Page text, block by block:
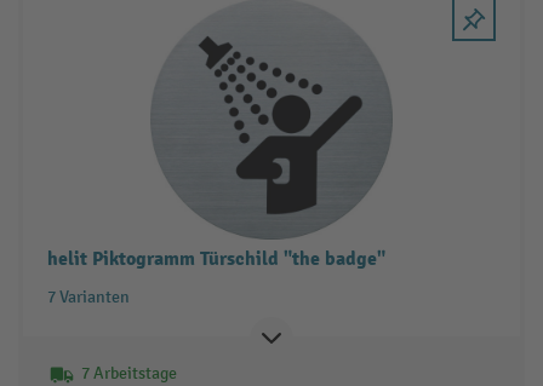
helit Piktogramm Türschild "the badge"
7 Varianten
7 Arbeitstage